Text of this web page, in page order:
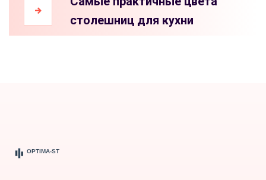
столешниц для кухни